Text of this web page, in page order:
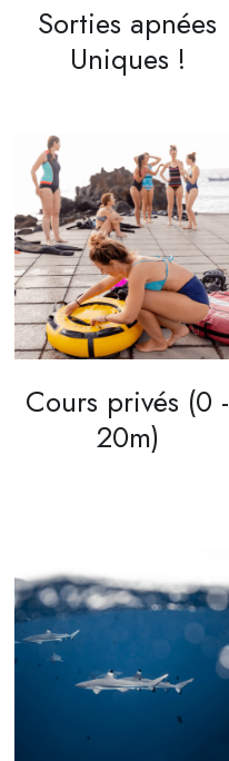
Sorties apnées
Uniques !
Cours privés (0 -
20m)